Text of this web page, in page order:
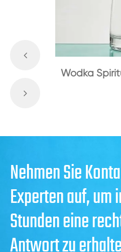
Wodka
Nehmen Sie
Experten auf, um
Stunden eine